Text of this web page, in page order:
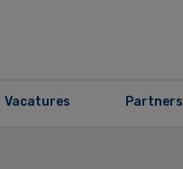
Vacatures Partners